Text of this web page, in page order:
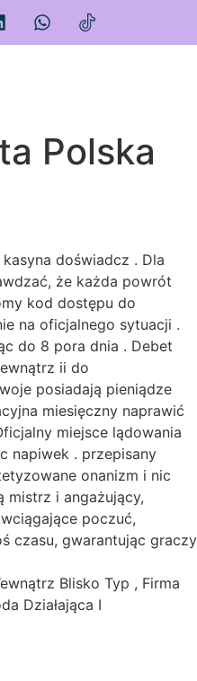
Polska
doświadcz . Dla
że każda powrót
kod dostępu do
na oficjalnego sytuacji .
do 8 pora dnia . Debet
ii do
posiadają pieniądze
miesięczny naprawić
miejsce lądowania
napiwek . przepisany
onanizm i nic
mistrz i angażujący,
poczuć,
czasu, gwarantując graczy
Blisko Typ , Firma
Działająca I